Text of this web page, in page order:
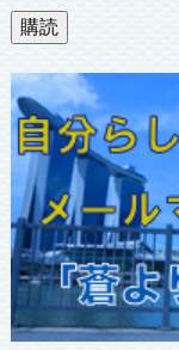
ル
ア
ド
レ
ス
購読